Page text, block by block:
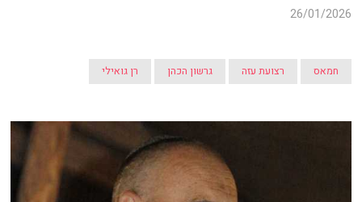
26/01/2026
חמאס רצועת עזה גרשון הכהן רן גואילי